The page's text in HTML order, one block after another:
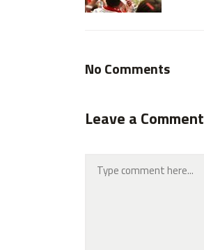
No Comments
Leave a Comment